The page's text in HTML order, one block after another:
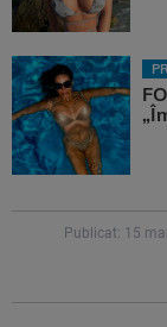
Publicat: 15